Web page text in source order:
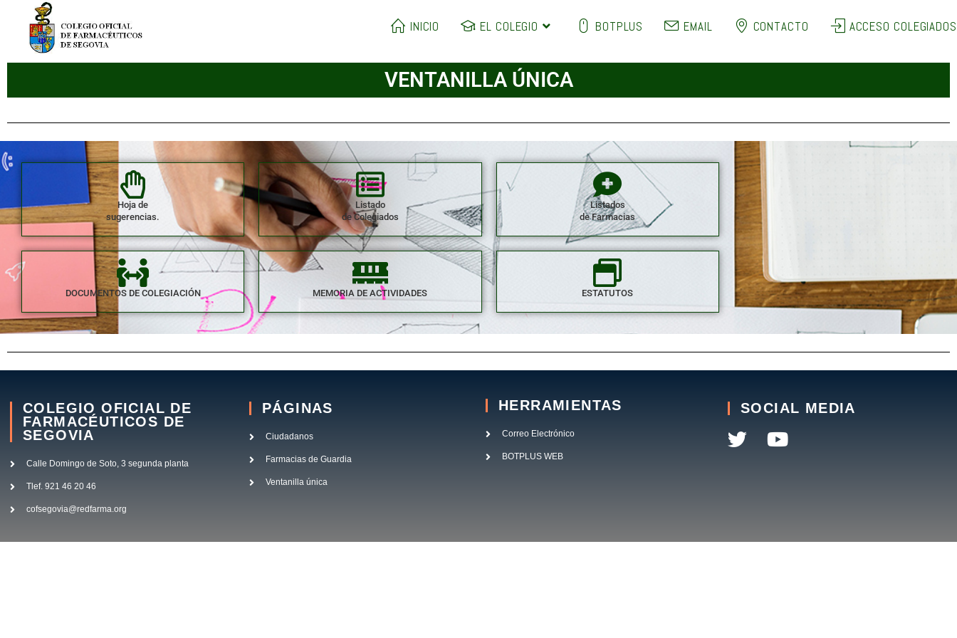
INICIO EL COLEGIO BOTPLUS EMAIL CONTACTO ACCESO COLEGIADOS
VENTANILLA ÚNICA
Hoja de
sugerencias.
Listado
de Colegiados
Listados
de Farmacias
DOCUMENTOS DE COLEGIACIÓN MEMORIA DE ACTIVIDADES ESTATUTOS
COLEGIO OFICIAL DE
FARMACÉUTICOS DE
SEGOVIA
Calle Domingo de Soto, 3 segunda planta
Tlef. 921 46 20 46
cofsegovia@redfarma.org
PÁGINAS
Ciudadanos
Farmacias de Guardia
Ventanilla única
HERRAMIENTAS
Correo Electrónico
BOTPLUS WEB
SOCIAL MEDIA